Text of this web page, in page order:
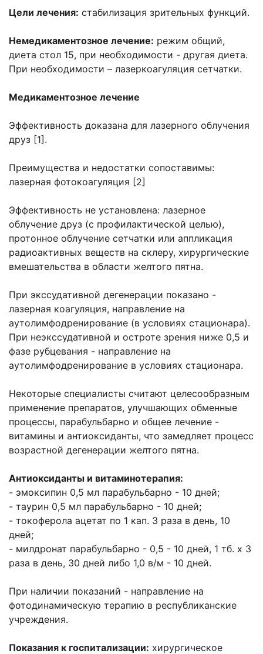
Цели лечения: cтабилизация зрительных функций.
Немедикаментозное лечение: режим общий,
диета стол 15, при необходимости - другая диета.
При необходимости – лазеркоагуляция сетчатки.
Медикаментозное лечение
Эффективность доказана для лазерного облучения
друз [1].
Преимущества и недостатки сопоставимы:
лазерная фотокоагуляция [2]
Эффективность не установлена: лазерное
облучение друз (с профилактической целью),
протонное облучение сетчатки или аппликация
радиоактивных веществ на склеру, хирургические
вмешательства в области желтого пятна.
При экссудативной дегенерации показано -
лазерная коагуляция, направление на
аутолимфодренирование (в условиях стационара).
При неэкссудативной и остроте зрения ниже 0,5 и
фазе рубцевания - направление на
аутолимфодренирование в условиях стационара.
Некоторые специалисты считают целесообразным
применение препаратов, улучшающих обменные
процессы, парабульбарно и общее лечение -
витамины и антиоксиданты, что замедляет процесс
возрастной дегенерации желтого пятна.
Антиоксиданты и витаминотерапия:
- эмоксипин 0,5 мл парабульбарно - 10 дней;
- таурин 0,5 мл парабульбарно - 10 дней;
- токоферола ацетат по 1 кап. 3 раза в день, 10
дней;
- милдронат парабульбарно - 0,5 - 10 дней, 1 тб. х 3
раза в день, 30 дней либо 1,0 в/м - 10 дней.
При наличии показаний - направление на
фотодинамическую терапию в республиканские
учреждения.
Показания к госпитализации: хирургическое